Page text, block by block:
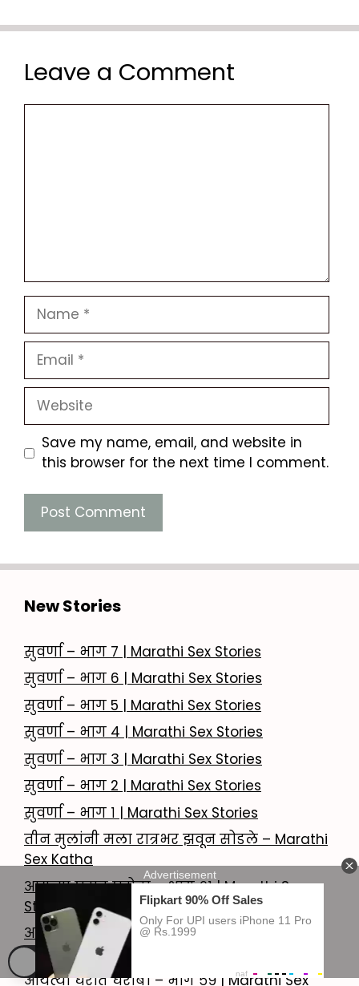
Leave a Comment
Name
Email
Website
Save my name, email, and website in
this browser for the next time I comment.
New Stories
सुवर्णा – भाग 7 | Marathi Sex Stories
सुवर्णा – भाग 6 | Marathi Sex Stories
सुवर्णा – भाग 5 | Marathi Sex Stories
सुवर्णा – भाग 4 | Marathi Sex Stories
सुवर्णा – भाग 3 | Marathi Sex Stories
सुवर्णा – भाग 2 | Marathi Sex Stories
सुवर्णा – भाग १ | Marathi Sex Stories
तीन मुलांनी मला रात्रभर झवून सोडले – Marathi
Sex Katha
आयत्या घरात घरोबा – भाग ६१ | Marathi Sex
Story
आयत्या घरात घरोबा – भाग ६० | Marathi Sex
Story
आयत्या घरात घरोबा – भाग ५९ | Marathi Sex